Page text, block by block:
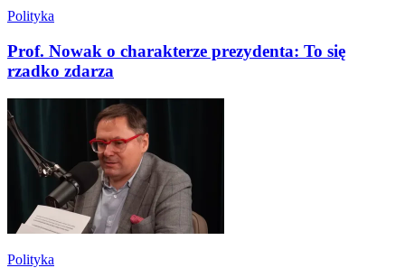
Polityka
Prof. Nowak o charakterze prezydenta: To się
rzadko zdarza
Polityka